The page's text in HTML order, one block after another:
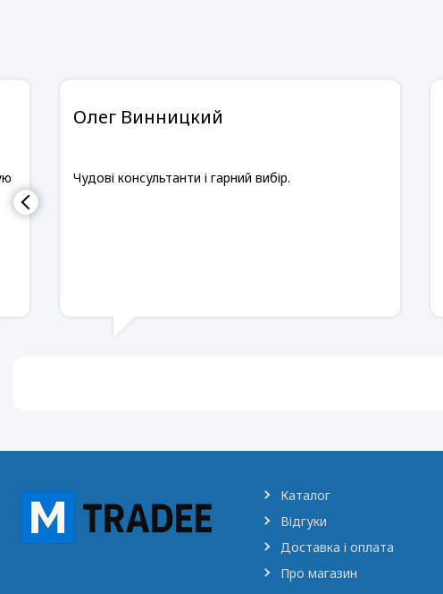
Олег Винницкий
Чудові консультанти і гарний вибір.
Каталог
Відгуки
Доставка і оплата
Про магазин